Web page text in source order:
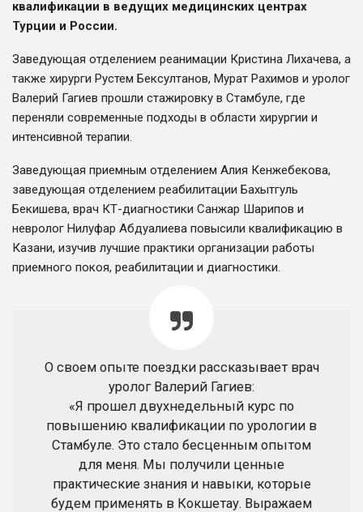
квалификации в ведущих медицинских центрах
Турции и России.
Заведующая отделением реанимации Кристина Лихачева, а
также хирурги Рустем Бексултанов, Мурат Рахимов и уролог
Валерий Гагиев прошли стажировку в Стамбуле, где
переняли современные подходы в области хирургии и
интенсивной терапии.
Заведующая приемным отделением Алия Кенжебекова,
заведующая отделением реабилитации Бахытгуль
Бекишева, врач КТ-диагностики Санжар Шарипов и
невролог Нилуфар Абдуалиева повысили квалификацию в
Казани, изучив лучшие практики организации работы
приемного покоя, реабилитации и диагностики.
О своем опыте поездки рассказывает врач
уролог Валерий Гагиев:
«Я прошел двухнедельный курс по
повышению квалификации по урологии в
Стамбуле. Это стало бесценным опытом
для меня. Мы получили ценные
практические знания и навыки, которые
будем применять в Кокшетау. Выражаем